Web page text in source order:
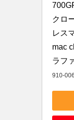
クロ
レス
mac
ラフ
910-